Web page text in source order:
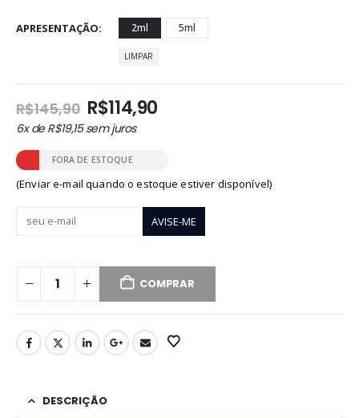
R$114,90
através
APRESENTAÇÃO 2ml 5ml
LIMPAR
R$145,90 O
preço
original
era:
R$145,90.
R$114,90O
R$114,90.
6x deR$19,15sem juros
FORA DE ESTOQUE
(Enviar e-mail quando o estoque estiver disponível)
COMPRAR
DESCRIÇÃO